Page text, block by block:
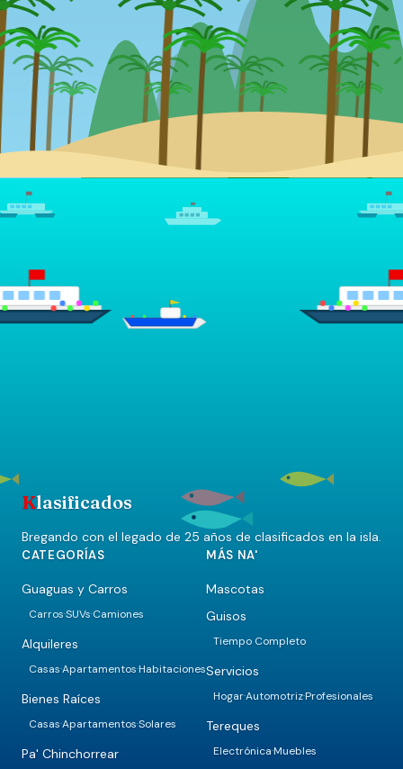
Klasificados
Bregando con el legado de 25 años de clasificados en la isla.
CATEGORÍAS
Guaguas y Carros
Carros·SUVs·Camiones
Alquileres
Casas·Apartamentos·Habitaciones
Bienes Raíces
Casas·Apartamentos·Solares
Pa' Chinchorrear
MÁS NA'
Mascotas
Guisos
Tiempo Completo
Servicios
Hogar·Automotriz·Profesionales
Tereques
Electrónica·Muebles